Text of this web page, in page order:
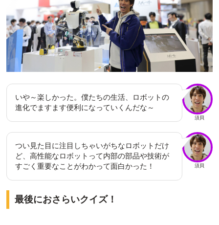
須貝
いや～楽しかった。僕たちの生活、ロボットの
進化でますます便利になっていくんだな～
須貝
つい見た目に注目しちゃいがちなロボットだけ
ど、高性能なロボットって内部の部品や技術が
すごく重要なことがわかって面白かった！
最後におさらいクイズ！